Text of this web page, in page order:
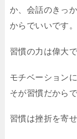
か、会話のきっ
からでいいです。
習慣の力は偉大で
モチベーション
そが習慣だからで
習慣は挫折を寄